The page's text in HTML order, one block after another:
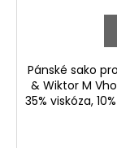
Pánské sako
& Wiktor M
35% viskóza,